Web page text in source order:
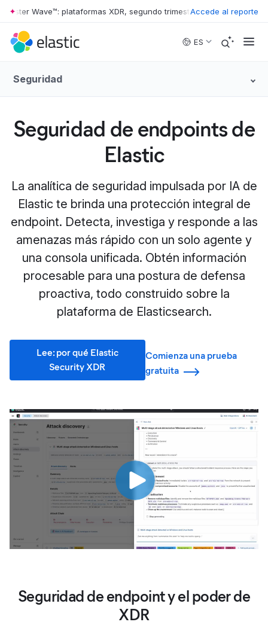
Skip to main content
Wave™: plataformas XDR, segundo trimestre de 2026 • The
Accede al reporte
ES
Seguridad
Seguridad de endpoints de
Elastic
La analítica de seguridad impulsada por IA de
Elastic te brinda una protección integral de
endpoint. Detecta, investiga y responde a las
amenazas más rápido con un solo agente y
una consola unificada. Obtén información
procesable para una postura de defensa
proactiva, todo construido sobre la
plataforma de Elasticsearch.
Lee: por qué Elastic
Security XDR
Comienza una prueba
gratuita
Seguridad de endpoint y el poder de
XDR